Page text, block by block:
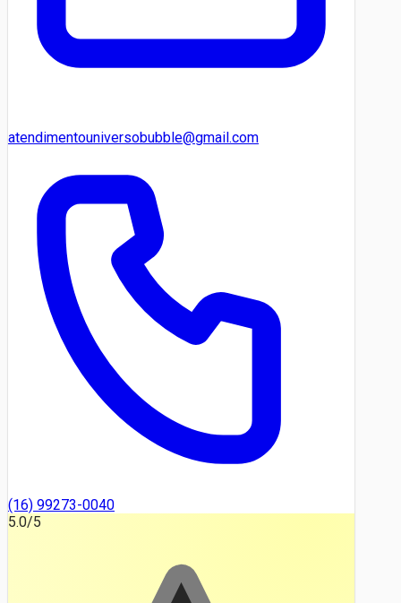
atendimentouniversobubble@gmail.com
(16) 99273-0040
5.0/5